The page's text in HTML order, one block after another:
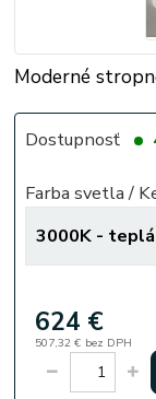
Moderné
Dostupnosť
Farba svetla /
624 €
507,32 € bez DPH